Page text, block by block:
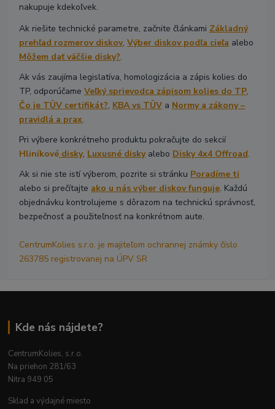
nakupuje kdekoľvek.
Ak riešite technické parametre, začnite článkami Základný
prehľad rozmerov diskov,Výber diskov podľa cieľa alebo
Môžem dať väčšie disky?.
Ak vás zaujíma legislatíva, homologizácia a zápis kolies do
TP, odporúčameVeľký sprievodca zápisom kolies do TP,
Čo je TÜV certifikát?, KBA vs TÜV a Normy a zákony –
pravidlá a prax.
Pri výbere konkrétneho produktu pokračujte do sekcií
Hliníkové disky, Luxusné diskyalebo Disky 4x4 Offroad.
Ak si nie ste istí výberom, pozrite si stránku Poradíme ti
alebo si prečítajte ako u nás výber diskov funguje. Každú
objednávku kontrolujeme s dôrazom na technickú správnosť,
bezpečnosť a použiteľnosť na konkrétnom aute.
CentrumKolies s.r.o. je majiteľom ochrannej známky číslo
263785 registrovanej na ÚPV SR
Kde nás nájdete?
CentrumKolies, s.r.o.
Na priehon 281/63
Nitra 949 05
Sklad a výdajné miesto